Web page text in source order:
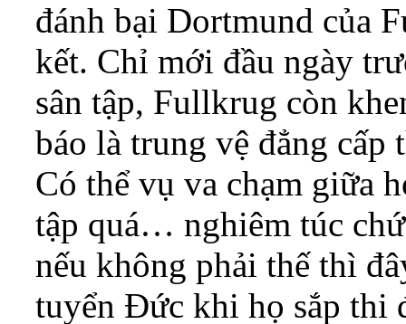
đánh bại Dortmund của
kết. Chỉ mới đầu ngày
sân tập, Fullkrug còn
báo là trung vệ đẳng cấp
Có thể vụ va chạm giữa
tập quá… nghiêm túc
nếu không phải thế thì
tuyển Đức khi họ sắp thi